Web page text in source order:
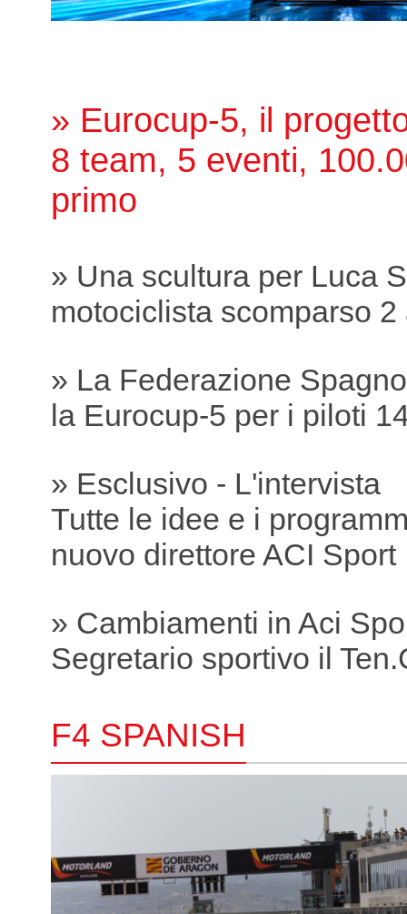
» Eurocup-5, il
8 team, 5 eventi,
primo
» Una scultura per Luca
motociclista scomparso 2
» La Federazione
la Eurocup-5 per i piloti
» Esclusivo - L'intervista
Tutte le idee e i
nuovo direttore ACI Sport
» Cambiamenti in Aci
Segretario sportivo il
F4 SPANISH